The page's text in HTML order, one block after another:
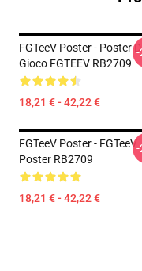
FGTeeV Poster - Poster
Gioco FGTEEV RB2709
18,21 € - 42,22 €
-
FGTeeV Poster - FGTeeV
Poster RB2709
18,21 € - 42,22 €
-